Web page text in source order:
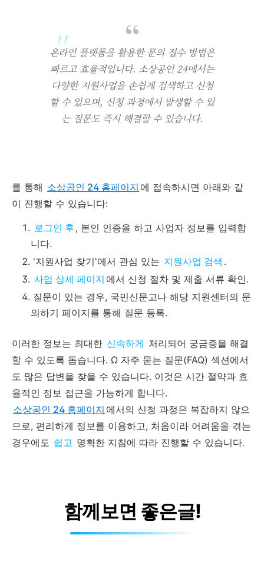
온라인 플랫폼을 활용한 문의 접수 방법은
빠르고 효율적입니다. 소상공인 24에서는
다양한 지원사업을 손쉽게 검색하고 신청
할 수 있으며, 신청 과정에서 발생할 수 있
는 질문도 즉시 해결할 수 있습니다.
를 통해 소상공인 24 홈페이지 에 접속하시면 아래와 같
이 진행할 수 있습니다:
로그인 후 , 본인 인증을 하고 사업자 정보를 입력합
니다.
'지원사업 찾기'에서 관심 있는 지원사업 검색 .
사업 상세 페이지 에서 신청 절차 및 제출 서류 확인.
질문이 있는 경우, 국민신문고나 해당 지원센터의 문
의하기 페이지를 통해 질문 등록.
이러한 정보는 최대한 신속하게 처리되어 궁금증을 해결
할 수 있도록 돕습니다. Ω 자주 묻는 질문(FAQ) 섹션에서
도 많은 답변을 찾을 수 있습니다. 이것은 시간 절약과 효
율적인 정보 접근을 가능하게 합니다.
소상공인 24 홈페이지 에서의 신청 과정은 복잡하지 않으
므로, 편리하게 정보를 이용하고, 처음이라 어려움을 겪는
경우에도 쉽고 명확한 지침에 따라 진행할 수 있습니다.
함께보면 좋은글!